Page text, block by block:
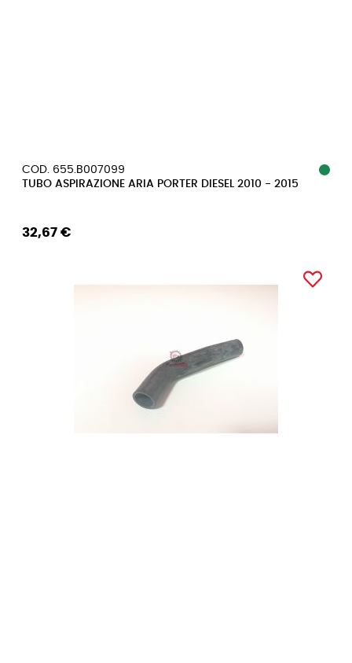
COD. 655.B007099
TUBO ASPIRAZIONE ARIA PORTER DIESEL 2010 - 2015
32,67 €